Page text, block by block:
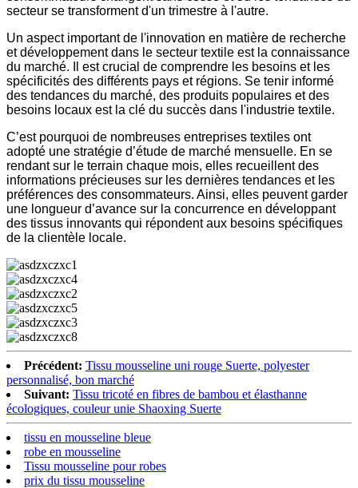
secteur se transforment d'un trimestre à l'autre.
Un aspect important de l'innovation en matière de recherche
et développement dans le secteur textile est la connaissance
du marché. Il est crucial de comprendre les besoins et les
spécificités des différents pays et régions. Se tenir informé
des tendances du marché, des produits populaires et des
besoins locaux est la clé du succès dans l'industrie textile.
C’est pourquoi de nombreuses entreprises textiles ont
adopté une stratégie d’étude de marché mensuelle. En se
rendant sur le terrain chaque mois, elles recueillent des
informations précieuses sur les dernières tendances et les
préférences des consommateurs. Ainsi, elles peuvent garder
une longueur d’avance sur la concurrence en développant
des tissus innovants qui répondent aux besoins spécifiques
de la clientèle locale.
Précédent: Tissu mousseline uni rouge Suerte, polyester
personnalisé, bon marché
Suivant: Tissu tricoté en fibres de bambou et élasthanne
écologiques, couleur unie Shaoxing Suerte
tissu en mousseline bleue
robe en mousseline
Tissu mousseline pour robes
prix du tissu mousseline